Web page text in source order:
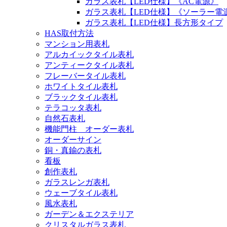
ガラス表札【LED仕様】《ソーラー電
ガラス表札【LED仕様】長方形タイプ
HAS取付方法
マンション用表札
アルカイックタイル表札
アンティークタイル表札
フレーバータイル表札
ホワイトタイル表札
ブラックタイル表札
テラコッタ表札
自然石表札
機能門柱 オーダー表札
オーダーサイン
銅・真鍮の表札
看板
創作表札
ガラスレンガ表札
ウェーブタイル表札
風水表札
ガーデン＆エクステリア
クリスタルガラス表札